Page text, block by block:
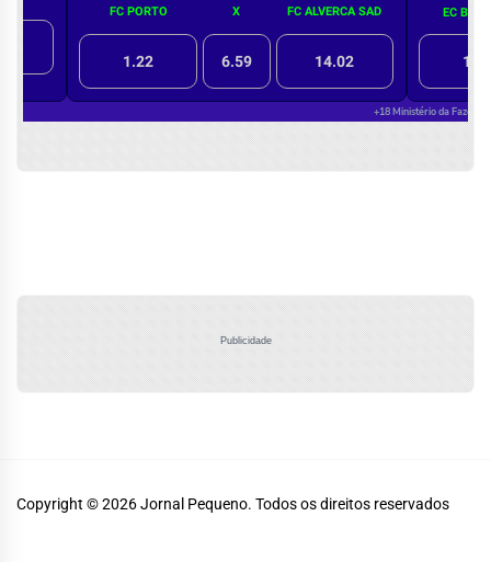
Publicidade
Copyright © 2026Jornal Pequeno. Todos os direitos reservados